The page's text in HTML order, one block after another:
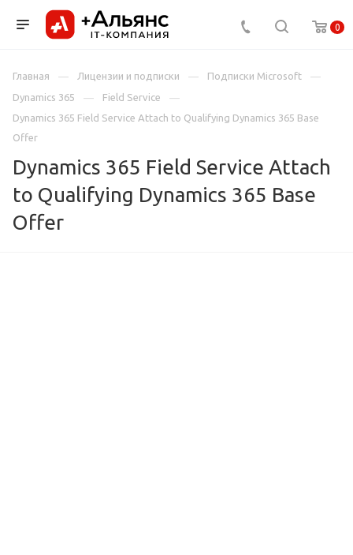
0
Главная Лицензии и подписки
Подписки Microsoft
Dynamics 365
Field Service
Dynamics 365 Field Service Attach to Qualifying Dynamics 365 Base
Offer
Dynamics 365 Field Service Attach
to Qualifying Dynamics 365 Base
Offer